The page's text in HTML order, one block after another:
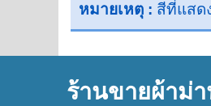
หมายเหตุ : สีที่แสด
ร้านขายผ้าม่